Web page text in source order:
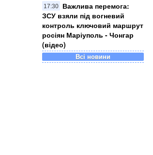
17:30
Важлива перемога:
ЗСУ взяли під вогневий
контроль ключовий маршрут
росіян Маріуполь - Чонгар
(відео)
Всі новини